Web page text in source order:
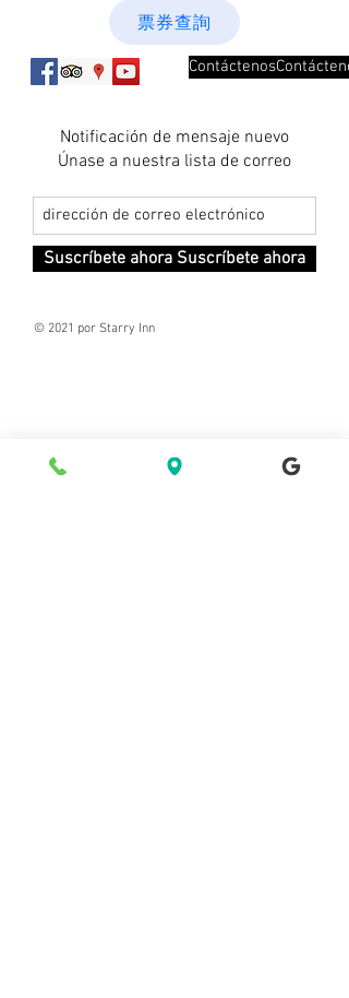
票券查詢
Notificación de mensaje nuevo
Únase a nuestra lista de correo
Suscríbete ahora Suscríbete ahora
© 2021 por Starry Inn